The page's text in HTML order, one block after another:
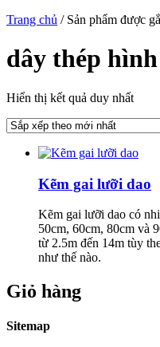
Trang chủ / Sản phẩm được
dây thép
Hiển thị kết quả duy nhất
Kẽm gai lưỡi dao
Kẽm gai lưỡi dao có
50cm, 60cm, 80cm và
từ 2.5m đến 14m tùy
như thế nào.
Giỏ hàng
Sitemap